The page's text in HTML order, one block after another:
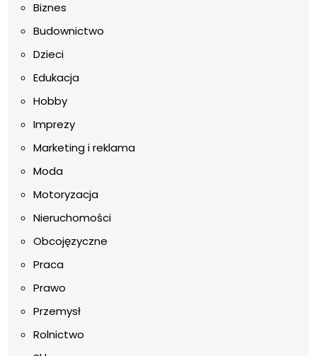
Biznes
Budownictwo
Dzieci
Edukacja
Hobby
Imprezy
Marketing i reklama
Moda
Motoryzacja
Nieruchomości
Obcojęzyczne
Praca
Prawo
Przemysł
Rolnictwo